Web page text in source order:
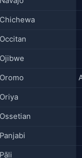
Chichewa
Occitan
Ojibwe
Oromo
Oriya
Ossetian
Panjabi
Pāli